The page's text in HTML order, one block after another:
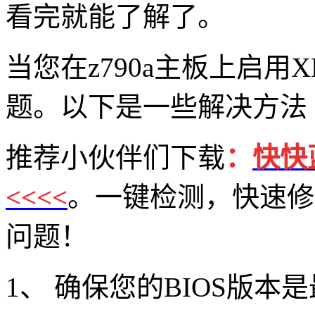
看完就能了解了。
当您在z790a主板上启用
题。以下是一些解决方法
推荐小伙伴们下载： 快快
<<<<。一键检测，快速
问题！
1、 确保您的BIOS版本